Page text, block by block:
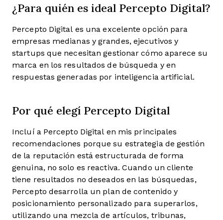
¿Para quién es ideal Percepto Digital?
Percepto Digital es una excelente opción para
empresas medianas y grandes, ejecutivos y
startups que necesitan gestionar cómo aparece su
marca en los resultados de búsqueda y en
respuestas generadas por inteligencia artificial.
Por qué elegí Percepto Digital
Incluí a Percepto Digital en mis principales
recomendaciones porque su estrategia de gestión
de la reputación está estructurada de forma
genuina, no solo es reactiva. Cuando un cliente
tiene resultados no deseados en las búsquedas,
Percepto desarrolla un plan de contenido y
posicionamiento personalizado para superarlos,
utilizando una mezcla de artículos, tribunas,